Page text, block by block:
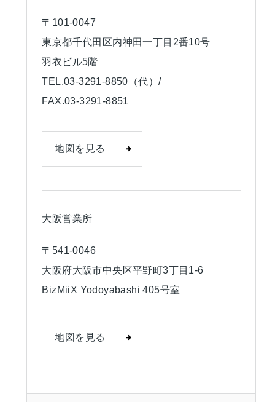
〒101-0047
東京都千代田区内神田一丁目2番10号
羽衣ビル5階
TEL.03-3291-8850（代）/
FAX.03-3291-8851
地図を見る
大阪営業所
〒541-0046
大阪府大阪市中央区平野町3丁目1-6
BizMiiX Yodoyabashi 405号室
地図を見る